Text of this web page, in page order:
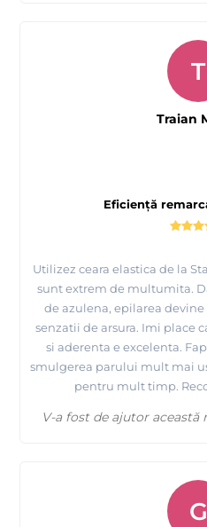
Prezentare produse
produselor
Eficiență
Utilizez ceara elastica de la
sunt extrem de multumita.
de azulena, epilarea
senzatii de arsura. Imi place
si aderenta e excelenta.
smulgerea parului mult mai
pentru mult timp.
T
Traian
V-a fost de ajutor această
G